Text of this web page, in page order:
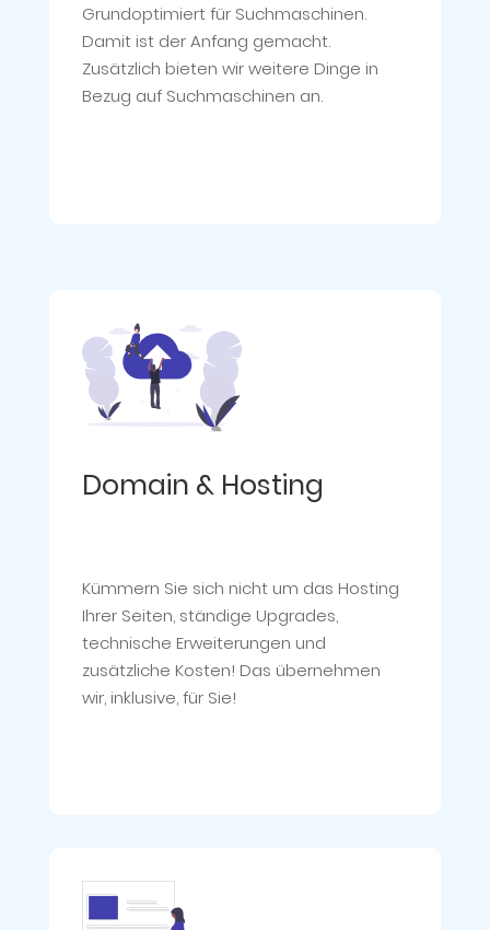
Grundoptimiert für Suchmaschinen.
Damit ist der Anfang gemacht.
Zusätzlich bieten wir weitere Dinge in
Bezug auf Suchmaschinen an.
Domain & Hosting
Kümmern Sie sich nicht um das Hosting
Ihrer Seiten, ständige Upgrades,
technische Erweiterungen und
zusätzliche Kosten! Das übernehmen
wir, inklusive, für Sie!